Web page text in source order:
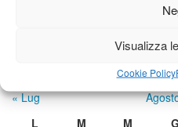
Visualizza
Cookie Policy
« Lug
L
M M G